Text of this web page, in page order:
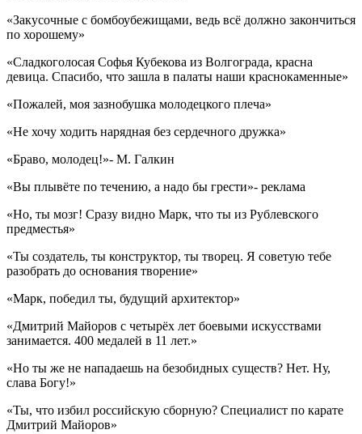
«Закусочные с бомбоубежищами, ведь всё должно закончиться
по хорошему»
«Сладкоголосая Софья Кубекова из Волгограда, красна
девица. Спасибо, что зашла в палаты наши краснокаменные»
«Пожалей, моя зазнобушка молодецкого плеча»
«Не хочу ходить нарядная без сердечного дружка»
«Браво, молодец!»- М. Галкин
«Вы плывёте по течению, а надо бы грести»- реклама
«Но, ты мозг! Сразу видно Марк, что ты из Рублевского
предместья»
«Ты создатель, ты конструктор, ты творец. Я советую тебе
разобрать до основания творение»
«Марк, победил ты, будущий архитектор»
«Дмитрий Майоров с четырёх лет боевыми искусствами
занимается. 400 медалей в 11 лет.»
«Но ты же не нападаешь на безобидных существ? Нет. Ну,
слава Богу!»
«Ты, что избил российскую сборную? Специалист по карате
Дмитрий Майоров»